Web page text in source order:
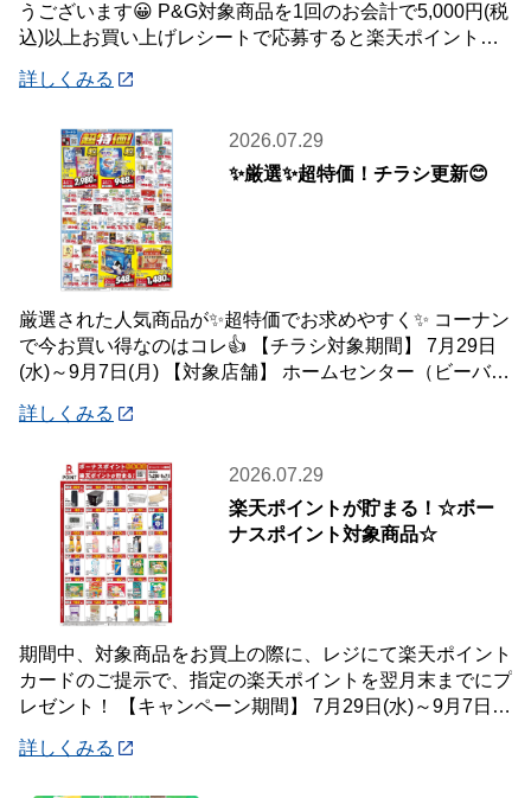
うございます😀 P&G対象商品を1回のお会計で5,000円(税
込)以上お買い上げレシートで応募すると楽天ポイント総
詳しくみる
2026.07.29
✨厳選✨超特価！チラシ更新😊
厳選された人気商品が✨超特価でお求めやすく✨ コーナン
で今お買い得なのはコレ👍 【チラシ対象期間】 7月29日
(水)～9月7日(月) 【対象店舗】 ホームセンター（ビーバー
詳しくみる
2026.07.29
楽天ポイントが貯まる！☆ボー
ナスポイント対象商品☆
期間中、対象商品をお買上の際に、レジにて楽天ポイント
カードのご提示で、指定の楽天ポイントを翌月末までにプ
レゼント！ 【キャンペーン期間】 7月29日(水)～9月7日
詳しくみる